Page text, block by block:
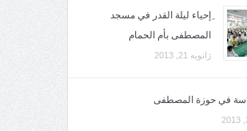
ِإحياء ليلة القدر في مسجد
المصطفى بأم الحمام
ژانویه 21, 2013
في حوزة المصطفى